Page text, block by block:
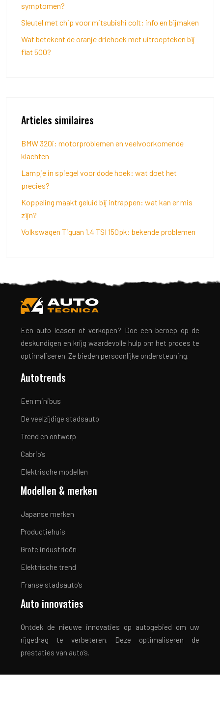
symptomen?
Sleutel met chip voor mitsubishi colt: info en bijmaken
Wat betekent de oranje driehoek met uitroepteken bij
fiat 500?
Articles similaires
BMW 320i: motorproblemen en veelvoorkomende
klachten
Lampje in spiegel voor dode hoek: wat doet het
precies?
Koppeling maakt geluid bij intrappen: wat kan er mis
zijn?
Volkswagen Tiguan 1.4 TSI 150pk: bekende problemen
Een auto leasen of verkopen? Doe een beroep op de
deskundigen en krijg waardevolle hulp om het proces te
optimaliseren. Ze bieden persoonlijke ondersteuning.
Autotrends
Een minibus
De veelzijdige stadsauto
Trend en ontwerp
Cabrio’s
Elektrische modellen
Modellen & merken
Japanse merken
Productiehuis
Grote industrieën
Elektrische trend
Franse stadsauto’s
Auto innovaties
Ontdek de nieuwe innovaties op autogebied om uw
rijgedrag te verbeteren. Deze optimaliseren de
prestaties van auto’s.